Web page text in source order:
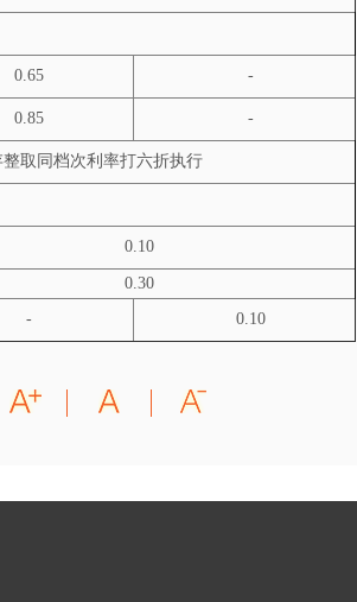
0.65 -
0.85 -
取同档次利率打六折执行
0.10
0.30
- 0.10